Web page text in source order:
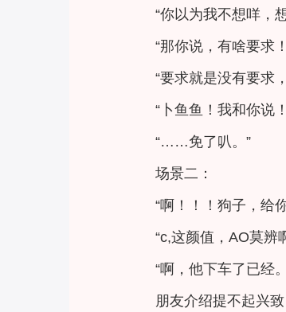
“你以为我不想咩，
“那你说，有啥要求
“要求就是没有要求
“卜鱼鱼！我和你说
“……免了叭。”
场景二：
“啊！！！狗子，给
“c,这颜值，AO莫辨
“啊，他下车了已经
朋友介绍提不起兴